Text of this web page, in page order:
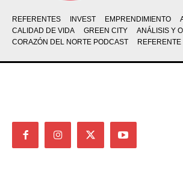
REFERENTES INVEST EMPRENDIMIENTO
CALIDAD DE VIDA
GREEN CITY
ANÁLISIS Y
CORAZÓN DEL NORTE PODCAST
REFERENTE